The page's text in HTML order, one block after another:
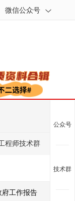
微信公众号
统计年鉴
工作报告
工作报告
工作报告
公众号
技术群
程师技术群